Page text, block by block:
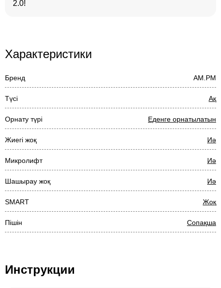
2.0!
Характеристики
Бренд AM.PM
Түсі Ақ
Орнату түрі Еденге орнатылатын
Жиегі жоқ Иә
Микролифт Иә
Шашырау жоқ Иә
SMART Жоқ
Пішін Сопақша
Инструкции